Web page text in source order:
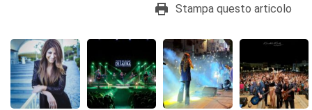
Stampa questo articolo